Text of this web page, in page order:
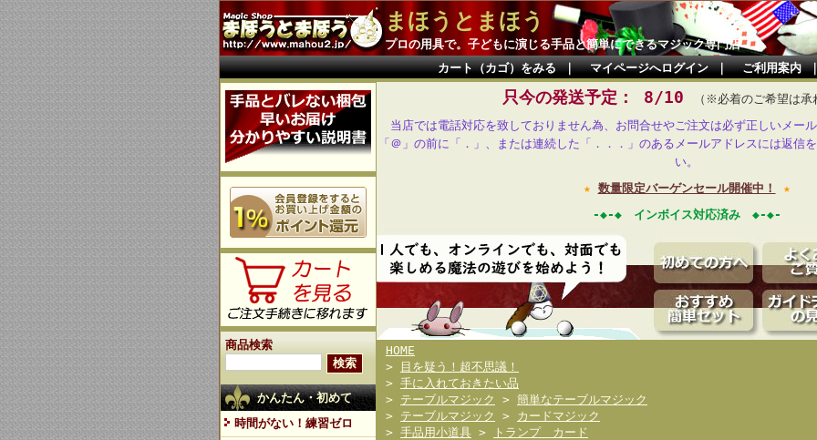
まほうとまほう
プロの用具で。子どもに演じる手品と簡単にできるマジック専門店
カート（カゴ）をみる｜ マイページへログイン｜ ご利用案内
商品検索
かんたん・初めて
時間がない！練習ゼロ
只今の発送予定： 8/10
（※必着のご希望は承
当店では電話対応を致しておりません為、お問合せやご注文は必ず正しいメー
「＠」の前に「．」、または連続した「．．．」のあるメールアドレスには返信
い。
★ 数量限定バーゲンセール開催中！
★
-◆-◆ インボイス対応済み ◆-◆-
HOME
>
目を疑う！超不思議！
> 手に入れておきたい品
> テーブルマジック > 簡単なテーブルマジック
> テーブルマジック >
カードマジック
> 手品用小道具 >
トランプ カード